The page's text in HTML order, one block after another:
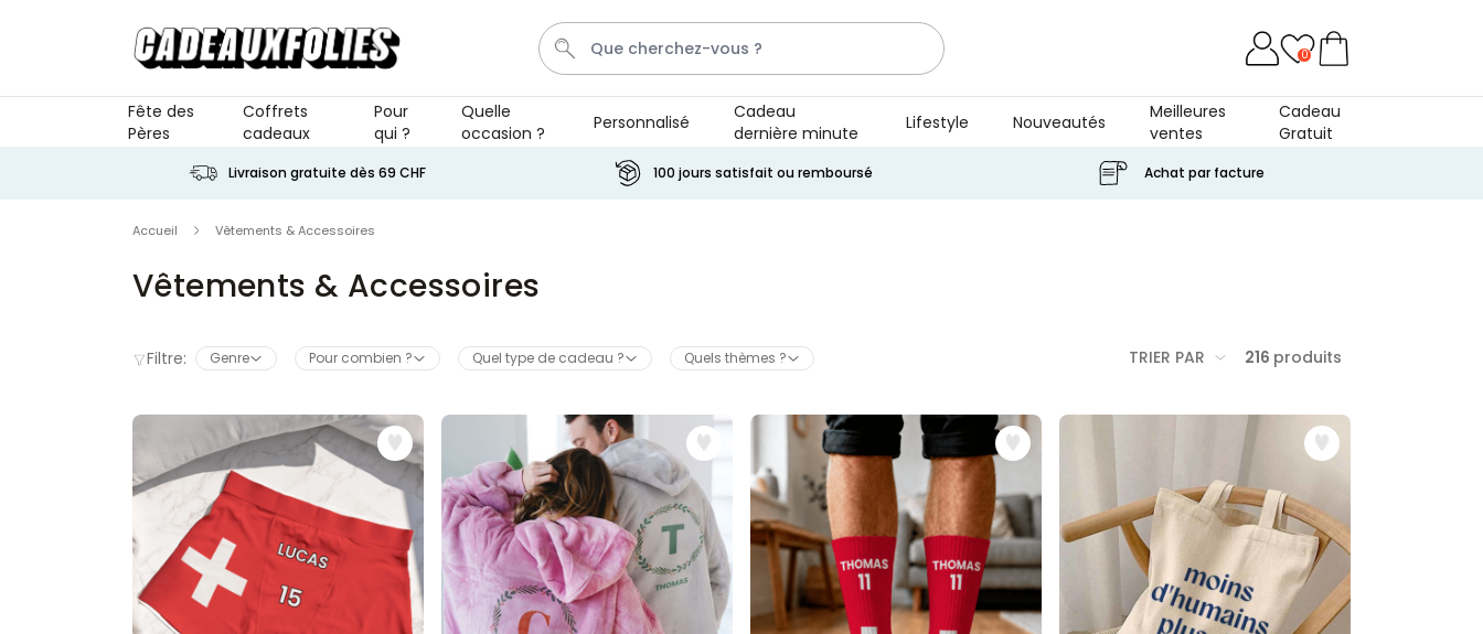
Personnalisable
plus de 2.200
exemplaires
34,99 CHF
Personnalisable
Verre à vin personnalisé avec nom
plus de 6.000
exemplaires
vendus
24,99 CHF
Personnalisable
0
Fête des
Pères
Coffrets
cadeaux
Pour
qui ?
Quelle
occasion ?
Personnalisé
Cadeau dernière
minute
Lifestyle Nouveautés
Meilleures
ventes
Cadeau
Gratuit
Livraison gratuite dès 69 CHF 100 jours satisfait ou remboursé Achat par facture
Accueil Vêtements & Accessoires
Vêtements & Accessoires
Filtre: Genre Pour combien ? Quel type de cadeau ? Quels thèmes ? TRIER PAR 216produits